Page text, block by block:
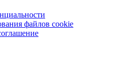
файлов cookie